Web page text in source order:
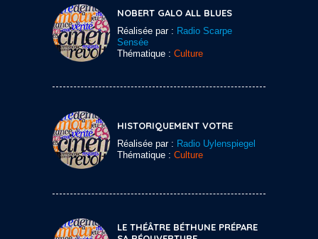
NOBERT GALO ALL BLUES
Réalisée par : Radio Scarpe
Sensée
Thématique : Culture
HISTORIQUEMENT VOTRE
Réalisée par : Radio Uylenspiegel
Thématique : Culture
LE THÉÂTRE BÉTHUNE PRÉPARE